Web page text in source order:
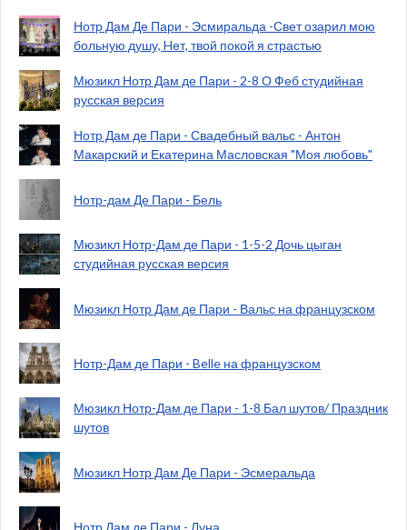
Нотр Дам Де Пари - Эсмиральда -Свет озарил мою
больную душу, Hет, твой покой я страстью
Мюзикл Нотр Дам де Пари - 2-8 О Феб студийная
русская версия
Нотр Дам де Пари - Свадебный вальс - Антон
Макарский и Екатерина Масловская "Моя любовь"
Нотр-дам Де Пари - Бель
Мюзикл Нотр-Дам де Пари - 1-5-2 Дочь цыган
студийная русская версия
Мюзикл Нотр Дам де Пари - Вальс на французском
Нотр-Дам де Пари - Belle на французском
Мюзикл Нотр-Дам де Пари - 1-8 Бал шутов/ Праздник
шутов
Мюзикл Нотр Дам Де Пари - Эсмеральда
Нотр Дам де Пари - Луна